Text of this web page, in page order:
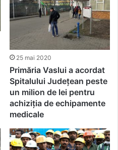
25 mai 2020
Primăria Vaslui a acordat
Spitalului Județean peste
un milion de lei pentru
achiziția de echipamente
medicale